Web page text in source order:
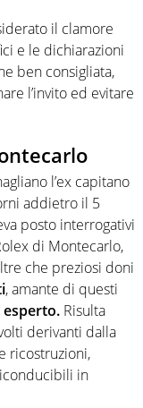
il clamore
e le dichiarazioni
ben consigliata,
l’invito ed evitare
l’ex capitano
addietro il 5
posto interrogativi
di Montecarlo,
che preziosi doni
, amante di questi
Risulta
derivanti dalla
ricostruzioni,
in